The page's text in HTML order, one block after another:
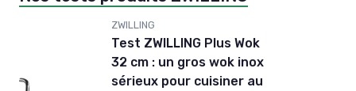
ZWILLING
Test ZWILLING Plus Wok
32 cm : un gros wok inox
sérieux pour cuisiner au